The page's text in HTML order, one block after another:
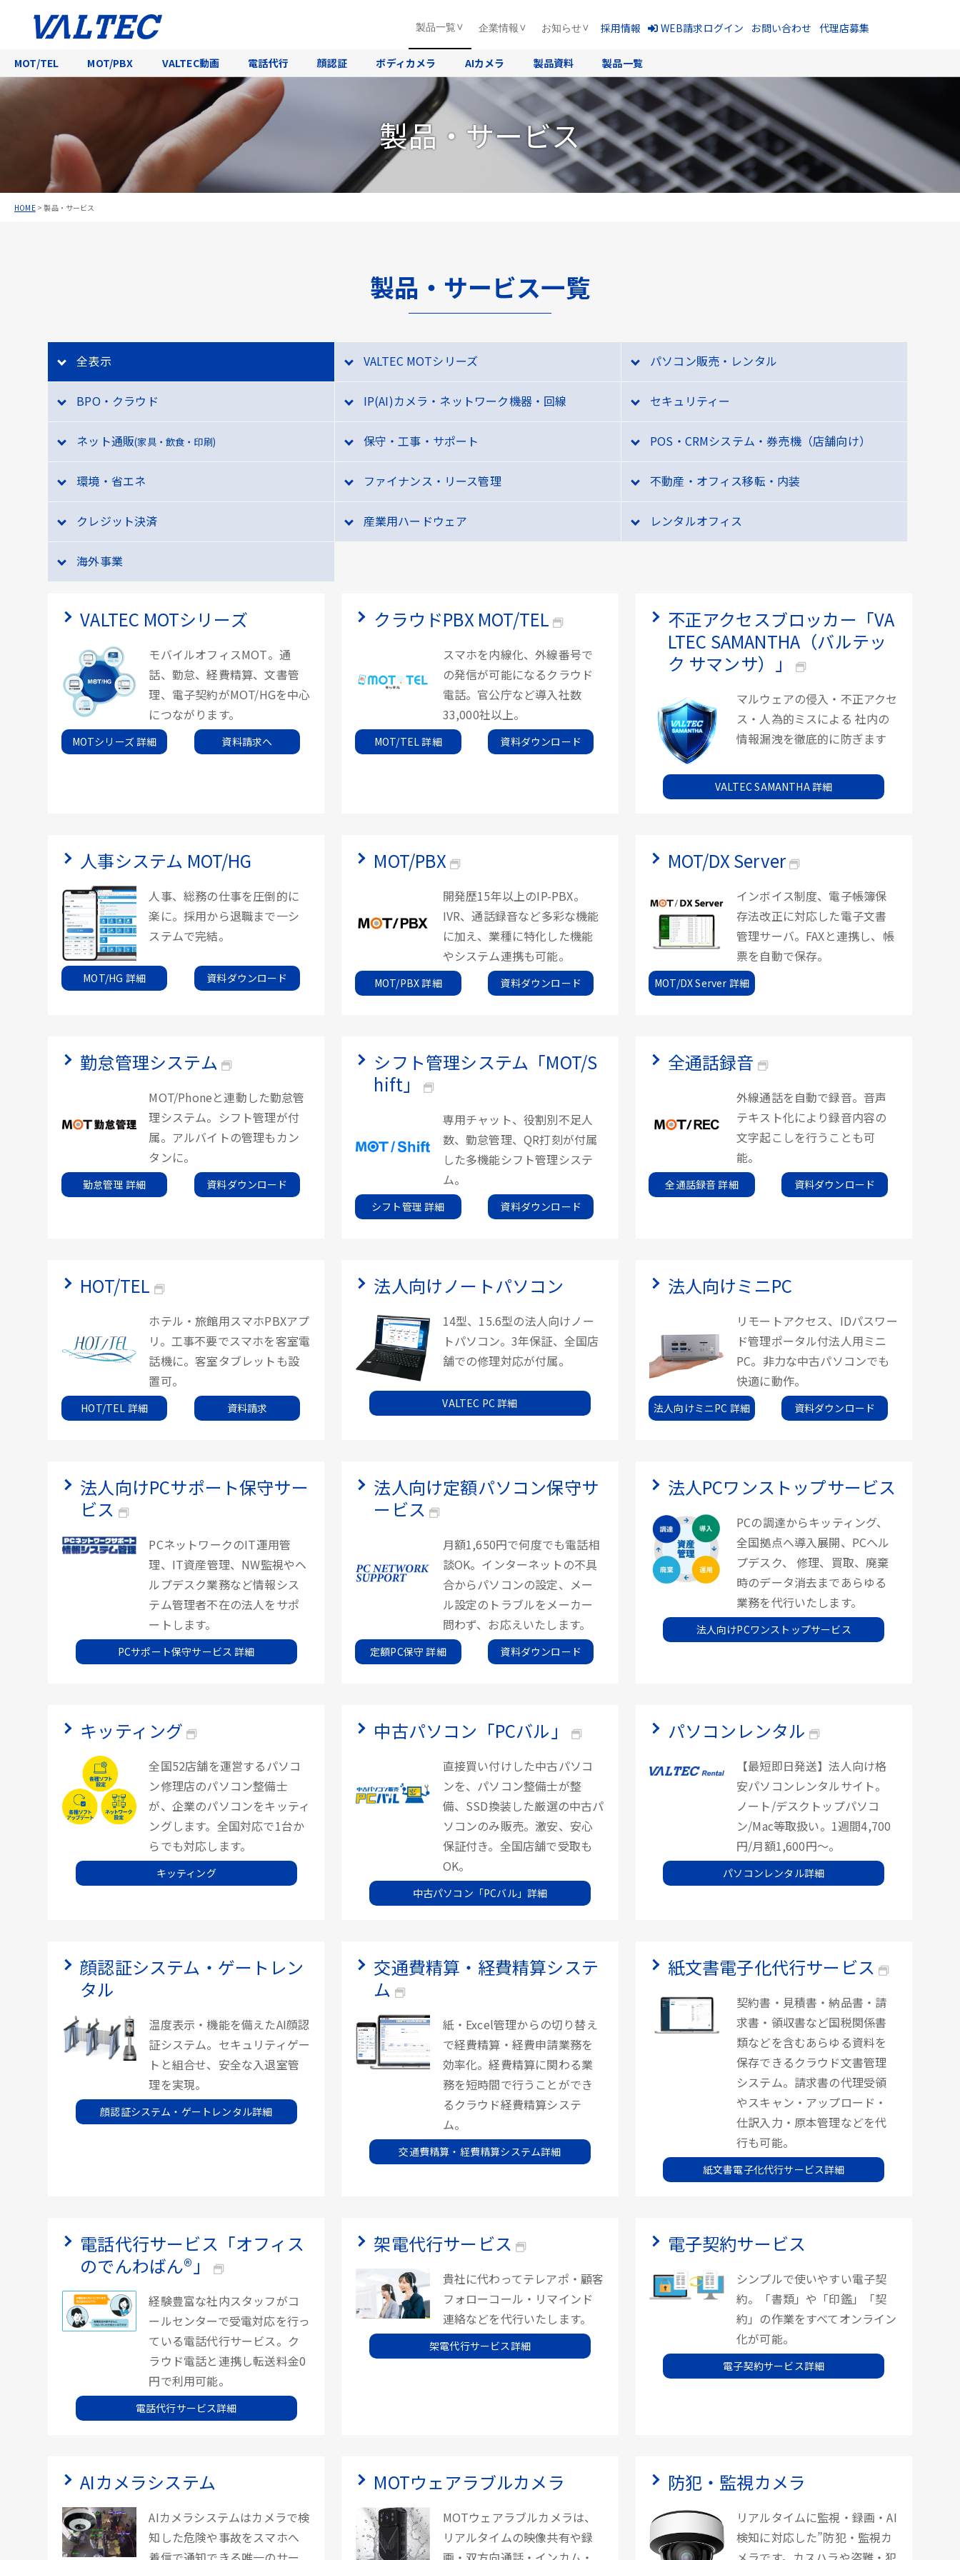
製品一覧
MOT/TEL MOT/PBX VALTEC動画 電話代行 顔認証 ボディカメラ AIカメラ 製品資料 製品一覧
企業情報 お知らせ 採用情報 WEB請求ログイン お問い合わせ 代理店募集
HOME>製品・サービス
製品・サービス
製品・サービス一覧
全表示 VALTEC MOTシリーズ パソコン販売・レンタル
BPO・クラウド IP(AI)カメラ・ネットワーク機器・回線 セキュリティー
ネット通販(家具・飲食・印刷) 保守・工事・サポート POS・CRMシステム・券売機（店舗向け）
環境・省エネ ファイナンス・リース管理 不動産・オフィス移転・内装
クレジット決済 産業用ハードウェア レンタルオフィス
海外事業
VALTEC MOTシリーズ
モバイルオフィスMOT。通
話、勤怠、経費精算、文書管
理、電子契約がMOT/HGを中心
につながります。
MOTシリーズ 詳細 資料請求へ
クラウドPBX MOT/TEL
スマホを内線化、外線番号で
の発信が可能になるクラウド
電話。官公庁など導入社数
33,000社以上。
MOT/TEL 詳細 資料ダウンロード
不正アクセスブロッカー「VA
LTEC SAMANTHA（バルテッ
ク サマンサ）」
マルウェアの侵入・不正アクセ
ス・人為的ミスによる 社内の
情報漏洩を徹底的に防ぎます
VALTEC SAMANTHA 詳細
人事システム MOT/HG
人事、総務の仕事を圧倒的に
楽に。採用から退職まで一シ
ステムで完結。
MOT/HG 詳細 資料ダウンロード
MOT/PBX
開発歴15年以上のIP-PBX。
IVR、通話録音など多彩な機能
に加え、業種に特化した機能
やシステム連携も可能。
MOT/PBX 詳細 資料ダウンロード
MOT/DX Server
インボイス制度、電子帳簿保
存法改正に対応した電子文書
管理サーバ。FAXと連携し、帳
票を自動で保存。
MOT/DX Server 詳細
勤怠管理システム
MOT/Phoneと連動した勤怠管
理システム。シフト管理が付
属。アルバイトの管理もカン
タンに。
勤怠管理 詳細 資料ダウンロード
シフト管理システム「MOT/S
hift」
専用チャット、役割別不足人
数、勤怠管理、QR打刻が付属
した多機能シフト管理システ
ム。
シフト管理 詳細 資料ダウンロード
全通話録音
外線通話を自動で録音。音声
テキスト化により録音内容の
文字起こしを行うことも可
能。
全通話録音 詳細 資料ダウンロード
HOT/TEL
ホテル・旅館用スマホPBXアプ
リ。工事不要でスマホを客室電
話機に。客室タブレットも設
置可。
HOT/TEL 詳細 資料請求
法人向けノートパソコン
14型、15.6型の法人向けノー
トパソコン。3年保証、全国店
舗での修理対応が付属。
VALTEC PC 詳細
法人向けミニPC
リモートアクセス、IDパスワー
ド管理ポータル付法人用ミニ
PC。非力な中古パソコンでも
快適に動作。
法人向けミニPC 詳細 資料ダウンロード
法人向けPCサポート保守サー
ビス
PCネットワークのIT運用管
理、IT資産管理、NW監視やヘ
ルプデスク業務など情報シス
テム管理者不在の法人をサポ
ートします。
PCサポート保守サービス 詳細
法人向け定額パソコン保守サ
ービス
月額1,650円で何度でも電話相
談OK。インターネットの不具
合からパソコンの設定、メー
ル設定のトラブルをメーカー
問わず、お応えいたします。
定額PC保守 詳細 資料ダウンロード
法人PCワンストップサービス
PCの調達からキッティング、
全国拠点へ導入展開、PCヘル
プデスク、 修理、買取、廃棄
時のデータ消去まであらゆる
業務を代行いたします。
法人向けPCワンストップサービス
キッティング
全国52店舗を運営するパソコ
ン修理店のパソコン整備士
が、企業のパソコンをキッティ
ングします。全国対応で1台か
らでも対応します。
キッティング
中古パソコン「PCバル」
直接買い付けした中古パソコ
ンを、パソコン整備士が整
備、SSD換装した厳選の中古パ
ソコンのみ販売。激安、安心
保証付き。全国店舗で受取も
OK。
中古パソコン「PCバル」詳細
パソコンレンタル
【最短即日発送】法人向け格
安パソコンレンタルサイト。
ノート/デスクトップパソコ
ン/Mac等取扱い。1週間4,700
円/月額1,600円～。
パソコンレンタル詳細
顔認証システム・ゲートレン
タル
温度表示・機能を備えたAI顔認
証システム。セキュリティゲー
トと組合せ、安全な入退室管
理を実現。
顔認証システム・ゲートレンタル詳細
交通費精算・経費精算システ
ム
紙・Excel管理からの切り替え
で経費精算・経費申請業務を
効率化。経費精算に関わる業
務を短時間で行うことができ
るクラウド経費精算システ
ム。
交通費精算・経費精算システム詳細
紙文書電子化代行サービス
契約書・見積書・納品書・請
求書・領収書など国税関係書
類などを含むあらゆる資料を
保存できるクラウド文書管理
システム。請求書の代理受領
やスキャン・アップロード・
仕訳入力・原本管理などを代
行も可能。
紙文書電子化代行サービス詳細
電話代行サービス「オフィス
のでんわばん®」
経験豊富な社内スタッフがコ
ールセンターで受電対応を行っ
ている電話代行サービス。ク
ラウド電話と連携し転送料金0
円で利用可能。
電話代行サービス詳細
架電代行サービス
貴社に代わってテレアポ・顧客
フォローコール・リマインド
連絡などを代行いたします。
架電代行サービス詳細
電子契約サービス
シンプルで使いやすい電子契
約。「書類」や「印鑑」「契
約」の作業をすべてオンライン
化が可能。
電子契約サービス詳細
AIカメラシステム
AIカメラシステムはカメラで検
知した危険や事故をスマホへ
MOTウェアラブルカメラ
MOTウェアラブルカメラは、
リアルタイムの映像共有や録
防犯・監視カメラ
リアルタイムに監視・録画・AI
検知に対応した”防犯・監視カ